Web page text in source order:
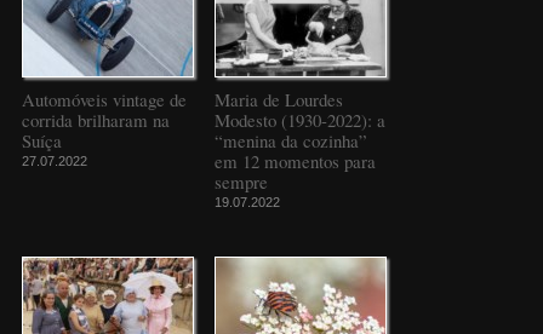
Automóveis vintage de
corrida brilharam na
Suíça
27.07.2022
Maria de Lourdes
Modesto (1930-2022): a
“menina da cozinha”
em 12 momentos para
sempre
19.07.2022